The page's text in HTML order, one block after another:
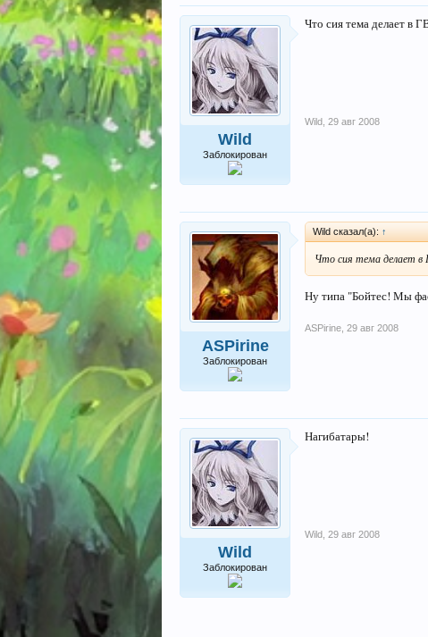
Wild
Заблокирован
Что сия тема делает в
Wild 29 авг 2008
ASPirine
Заблокирован
Wild сказал(а): ↑
Что сия тема делает в
Ну типа "Бойтес! Мы
ASPirine 29 авг 2008
Wild
Заблокирован
Нагибатары!
Wild 29 авг 2008